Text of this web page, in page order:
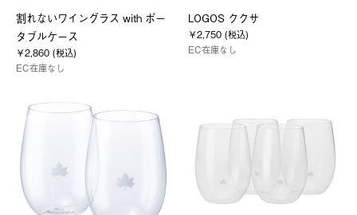
割れないワイングラス with ポー
タブルケース
￥2,860 (税込)
EC在庫なし
LOGOS ククサ
￥2,750 (税込)
EC在庫なし